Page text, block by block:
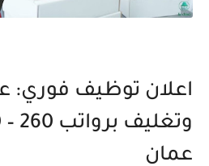
اعلان توظيف فوري:
عمان